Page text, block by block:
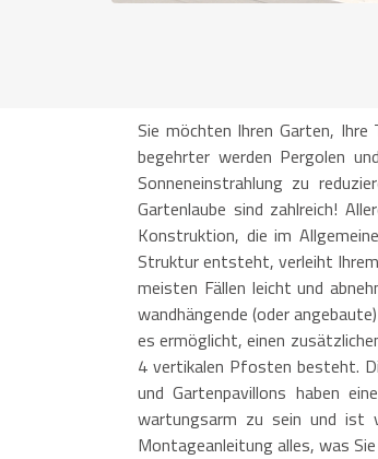
Sie möchten Ihren Garten,
begehrter werden Pergolen
Sonneneinstrahlung zu
Gartenlaube sind zahlreich!
Konstruktion, die im
Struktur entsteht, verleiht
meisten Fällen leicht und
wandhängende (oder
es ermöglicht, einen
4 vertikalen Pfosten besteht.
und Gartenpavillons haben
wartungsarm zu sein und ist
Montageanleitung alles, was